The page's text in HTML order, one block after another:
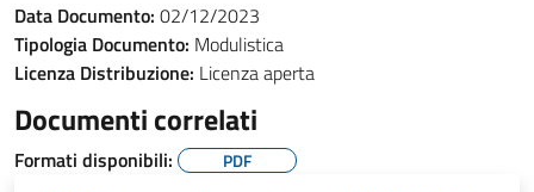
Data Documento: 02/12/2023
Tipologia Documento: Modulistica
Licenza Distribuzione: Licenza aperta
Documenti correlati
Formati disponibili: PDF